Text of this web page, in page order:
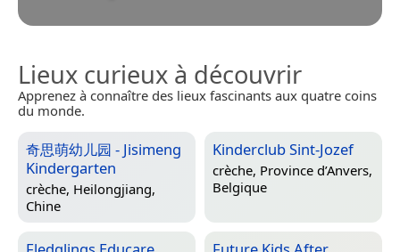
Lieux curieux à découvrir
Apprenez à connaître des lieux fascinants aux quatre coins
du monde.
奇思萌幼儿园 - Jisimeng
Kindergarten
crèche, Heilongjiang,
Chine
Kinderclub Sint-Jozef
crèche, Province d’Anvers,
Belgique